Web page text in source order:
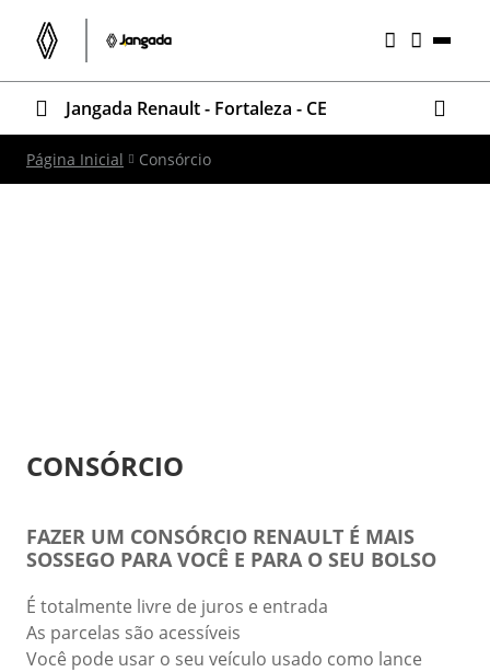
Jangada Renault - Fortaleza - CE
Página Inicial Consórcio
CONSÓRCIO
FAZER UM CONSÓRCIO RENAULT É MAIS
SOSSEGO PARA VOCÊ E PARA O SEU BOLSO
É totalmente livre de juros e entrada
As parcelas são acessíveis
Você pode usar o seu veículo usado como lance